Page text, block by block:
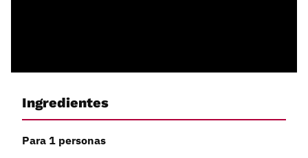
Ingredientes
Para 1 personas